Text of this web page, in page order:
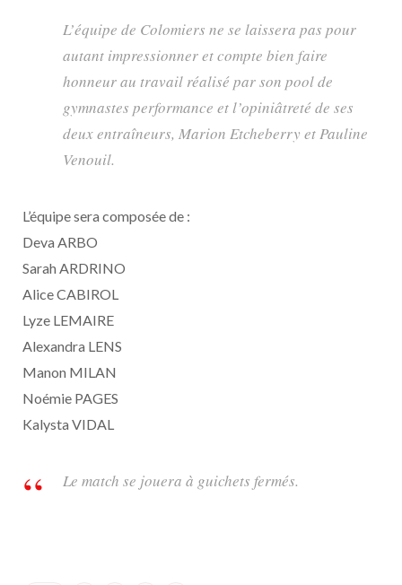
L’équipe de Colomiers ne se laissera pas pour
autant impressionner et compte bien faire
honneur au travail réalisé par son pool de
gymnastes performance et l’opiniâtreté de ses
deux entraîneurs, Marion Etcheberry et Pauline
Venouil.
L’équipe sera composée de :
Deva ARBO
Sarah ARDRINO
Alice CABIROL
Lyze LEMAIRE
Alexandra LENS
Manon MILAN
Noémie PAGES
Kalysta VIDAL
Le match se jouera à guichets fermés.